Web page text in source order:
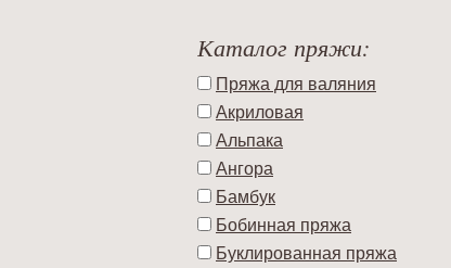
Каталог пряжи:
Пряжа для валяния
Акриловая
Альпака
Ангора
Бамбук
Бобинная пряжа
Буклированная пряжа